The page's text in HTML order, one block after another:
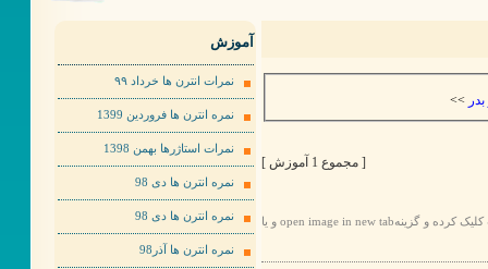
>>
[ مجموع 1 آموزش ]
برای مشاهده عکس ها به صورت بهتر لطفا روی عکس مورد نظر راست کلیک کرده و گزینهopen image in new tab و یا
آموزش
نمرات انترن ها خرداد ٩٩
نمره انترن ها فروردین 1399
نمرات استاژرها بهمن 1398
نمره انترن ها دی 98
نمره انترن ها دی 98
نمره انترن ها آذر98